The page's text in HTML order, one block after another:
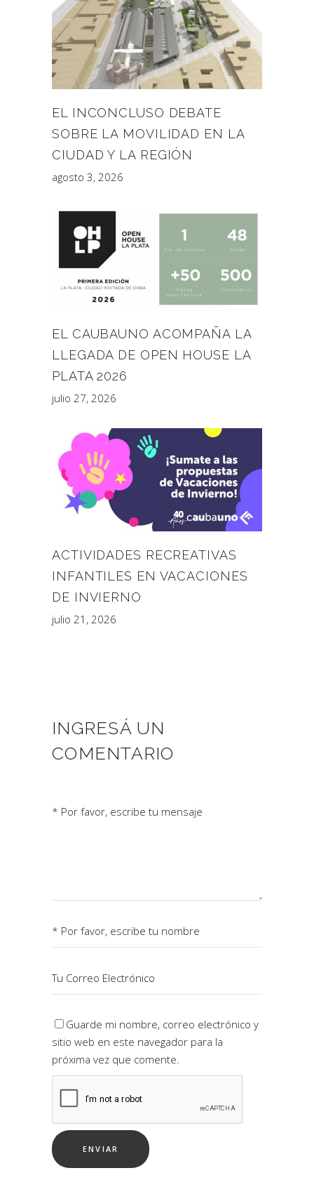
EL INCONCLUSO DEBATE
SOBRE LA MOVILIDAD EN LA
CIUDAD Y LA REGIÓN
agosto 3, 2026
EL CAUBAUNO ACOMPAÑA LA
LLEGADA DE OPEN HOUSE LA
PLATA 2026
julio 27, 2026
ACTIVIDADES RECREATIVAS
INFANTILES EN VACACIONES
DE INVIERNO
julio 21, 2026
INGRESÁ UN
COMENTARIO
Guarde mi nombre, correo electrónico y
sitio web en este navegador para la
próxima vez que comente.